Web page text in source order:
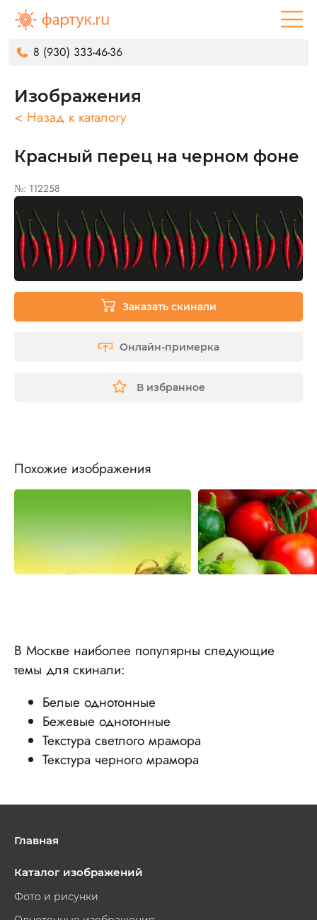
8 (930) 333-46-36
Изображения
< Назад к каталогу
Красный перец на черном фоне
№: 112258
Заказать скинали
Онлайн-примерка
В избранное
Похожие изображения
В Москве наиболее популярны следующие
темы для скинали:
Белые однотонные
Бежевые однотонные
Текстура светлого мрамора
Текстура черного мрамора
Главная
Каталог изображений
Фото и рисунки